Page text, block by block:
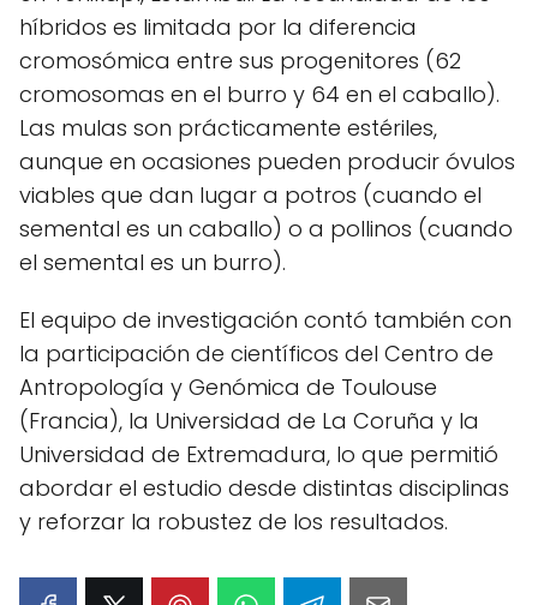
híbridos es limitada por la diferencia
cromosómica entre sus progenitores (62
cromosomas en el burro y 64 en el caballo).
Las mulas son prácticamente estériles,
aunque en ocasiones pueden producir óvulos
viables que dan lugar a potros (cuando el
semental es un caballo) o a pollinos (cuando
el semental es un burro).
El equipo de investigación contó también con
la participación de científicos del Centro de
Antropología y Genómica de Toulouse
(Francia), la Universidad de La Coruña y la
Universidad de Extremadura, lo que permitió
abordar el estudio desde distintas disciplinas
y reforzar la robustez de los resultados.